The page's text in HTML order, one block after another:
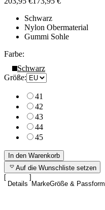
Schwarz
Nylon Obermaterial
Gummi Sohle
Farbe:
Schwarz
Größe:
41
42
43
44
45
In den Warenkorb
Auf die Wunschliste setzen
Details MarkeGröße & Passform